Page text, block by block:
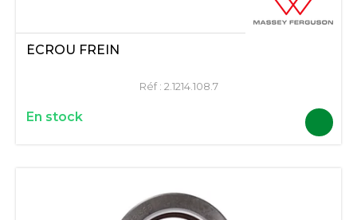
ÉCROU FREIN
Réf : 2.1214.108.7
En stock